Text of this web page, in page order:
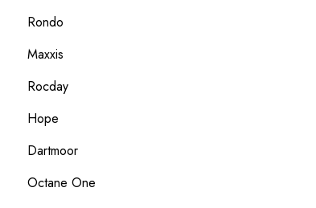
Rondo
Maxxis
Rocday
Hope
Dartmoor
Octane One